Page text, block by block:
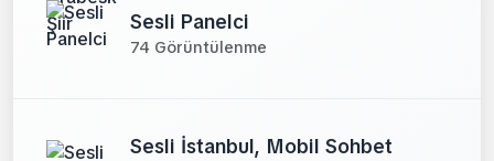
Sesli Panelci
74 Görüntülenme
Sesli İstanbul, Mobil Sohbet